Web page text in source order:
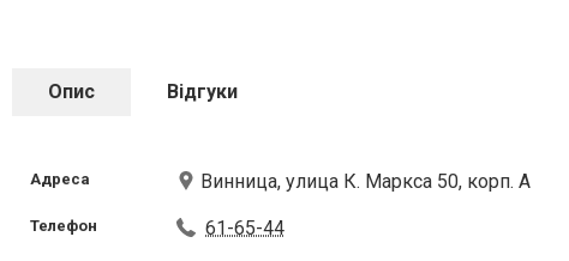
Опис Відгуки
Адреса Винница, улица К. Маркса 50, корп. А
Телефон 61-65-44